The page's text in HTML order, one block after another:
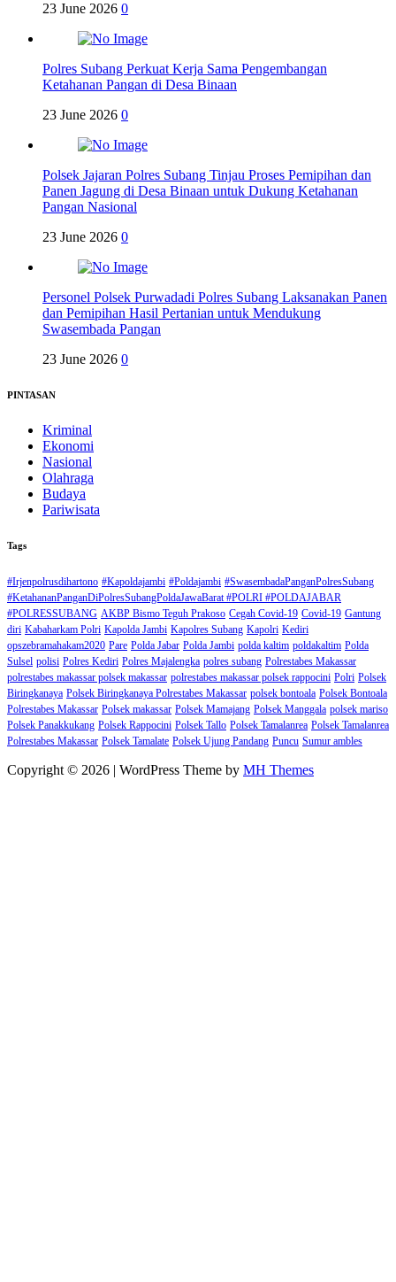
23 June 2026 0
Polres Subang Perkuat Kerja Sama Pengembangan
Ketahanan Pangan di Desa Binaan
23 June 2026 0
Polsek Jajaran Polres Subang Tinjau Proses Pemipihan dan
Panen Jagung di Desa Binaan untuk Dukung Ketahanan
Pangan Nasional
23 June 2026 0
Personel Polsek Purwadadi Polres Subang Laksanakan Panen
dan Pemipihan Hasil Pertanian untuk Mendukung
Swasembada Pangan
23 June 2026 0
PINTASAN
Kriminal
Ekonomi
Nasional
Olahraga
Budaya
Pariwisata
Tags
#Irjenpolrusdihartono #Kapoldajambi #Poldajambi #SwasembadaPanganPolresSubang
#KetahananPanganDiPolresSubangPoldaJawaBarat #POLRI #POLDAJABAR
#POLRESSUBANG AKBP Bismo Teguh Prakoso Cegah Covid-19 Covid-19 Gantung
diri Kabaharkam Polri Kapolda Jambi Kapolres Subang Kapolri Kediri
opszebramahakam2020 Pare Polda Jabar Polda Jambi polda kaltim poldakaltim Polda
Sulsel polisi Polres Kediri Polres Majalengka polres subang Polrestabes Makassar
polrestabes makassar polsek makassar polrestabes makassar polsek rappocini Polri Polsek
Biringkanaya Polsek Biringkanaya Polrestabes Makassar polsek bontoala Polsek Bontoala
Polrestabes Makassar Polsek makassar Polsek Mamajang Polsek Manggala polsek mariso
Polsek Panakkukang Polsek Rappocini Polsek Tallo Polsek Tamalanrea Polsek Tamalanrea
Polrestabes Makassar Polsek Tamalate Polsek Ujung Pandang Puncu Sumur ambles
Copyright © 2026 | WordPress Theme by MH Themes